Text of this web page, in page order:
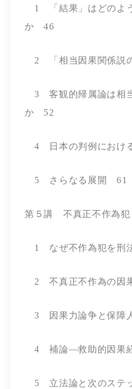
1 「結果」はどのよ
か 46
2 「相当因果関係説
3 客観的帰属論は相当
か 52
4 日本の判例にお
5 さらなる展開 61
第５講 不真正不作為
1 なぜ不作為犯を刑
2 不真正不作為の因
3 因果力論争と保障
4 補論―救助的因果
5 立法論と次のステ